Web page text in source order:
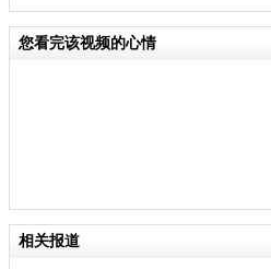
您看完该视频的心情
相关报道